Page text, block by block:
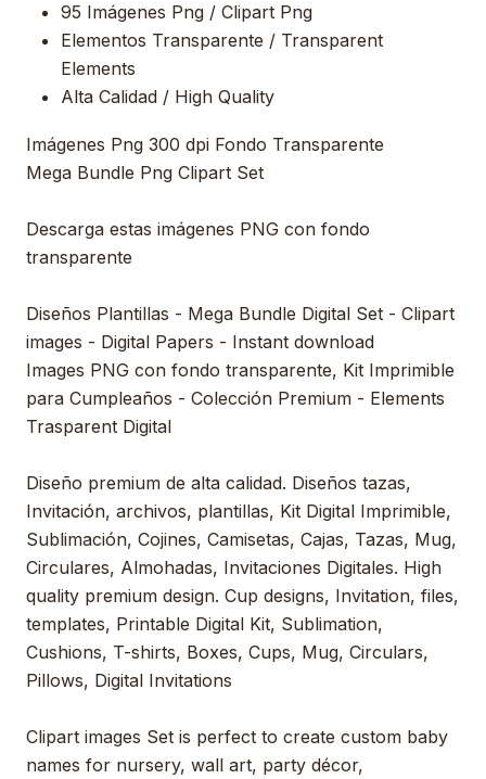
95 Imágenes Png / Clipart Png
Elementos Transparente / Transparent
Elements
Alta Calidad / High Quality
Imágenes Png 300 dpi Fondo Transparente
Mega Bundle Png Clipart Set
Descarga estas imágenes PNG con fondo
transparente
Diseños Plantillas - Mega Bundle Digital Set - Clipart
images - Digital Papers - Instant download
Images PNG con fondo transparente, Kit Imprimible
para Cumpleaños - Colección Premium - Elements
Trasparent Digital
Diseño premium de alta calidad. Diseños tazas,
Invitación, archivos, plantillas, Kit Digital Imprimible,
Sublimación, Cojines, Camisetas, Cajas, Tazas, Mug,
Circulares, Almohadas, Invitaciones Digitales. High
quality premium design. Cup designs, Invitation, files,
templates, Printable Digital Kit, Sublimation,
Cushions, T-shirts, Boxes, Cups, Mug, Circulars,
Pillows, Digital Invitations
Clipart images Set is perfect to create custom baby
names for nursery, wall art, party décor,